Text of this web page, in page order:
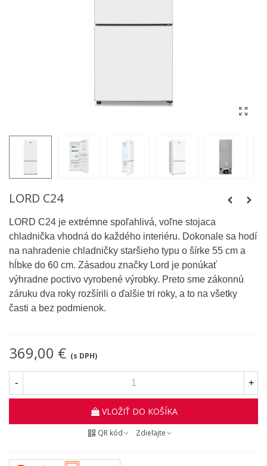
LORD C24
LORD C24 je extrémne spoľahlivá, voľne stojaca
chladnička vhodná do každého interiéru. Dokonale sa hodí
na nahradenie chladničky staršieho typu o šírke 55 cm a
hĺbke do 60 cm. Zásadou značky Lord je ponúkať
výhradne poctivo vyrobené výrobky. Preto sme zákonnú
záruku dva roky rozšírili o ďalšie tri roky, a to na všetky
časti a bez podmienok.
369,00 € (s DPH)
- +
VLOŽIŤ DO KOŠÍKA
QR kód Zdieľajte